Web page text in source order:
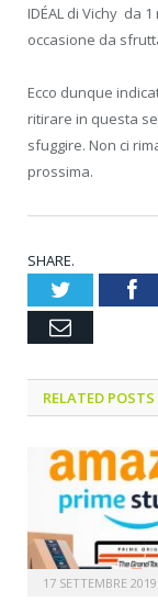
IDÉAL di Vichy da
occasione da
Ecco dunque
ritirare in questa
sfuggire. Non ci
prossima.
SHARE.
Twitter
Email
RELATED POSTS
17 SETTEMBRE 2019